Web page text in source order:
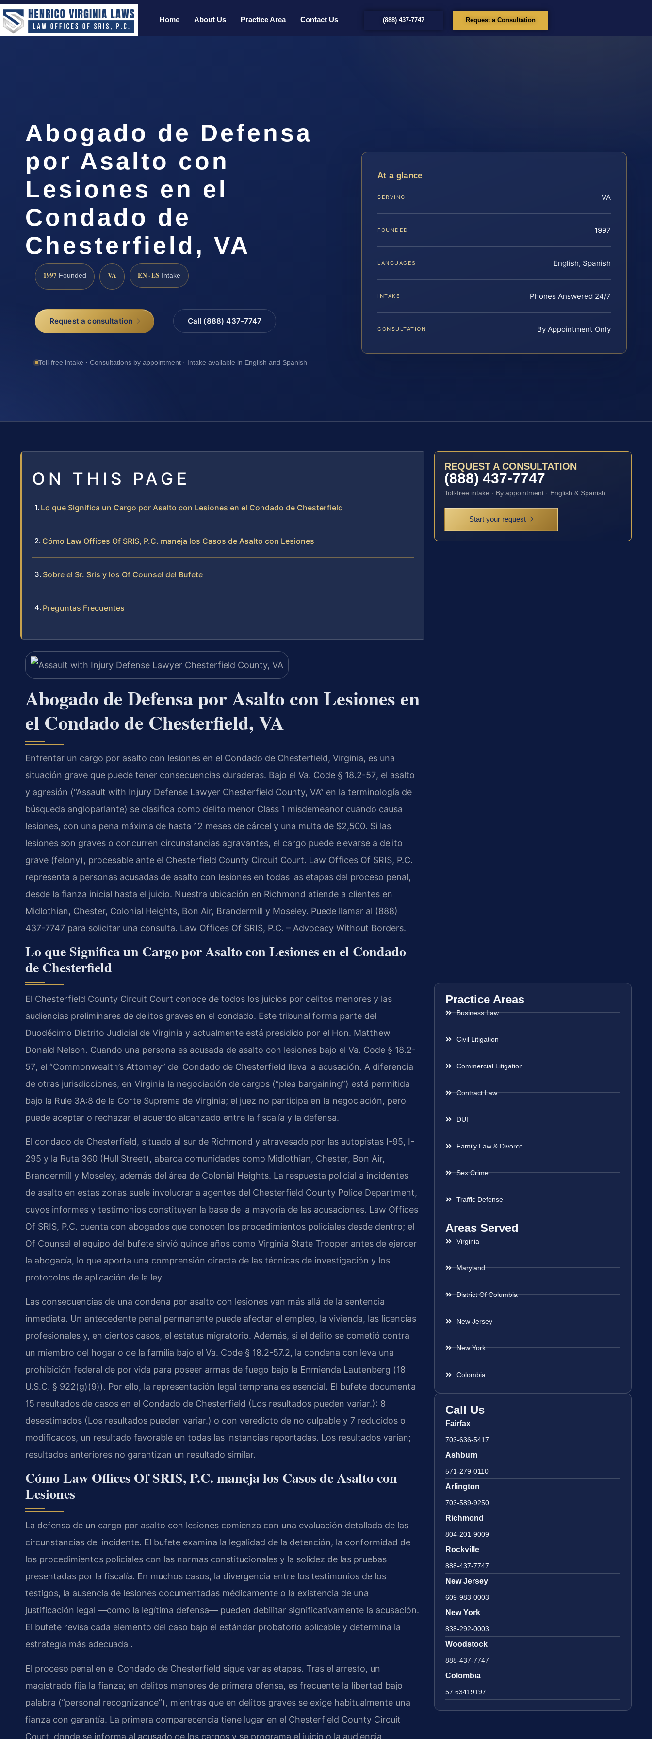
Home About Us Practice Area Contact Us (888) 437-7747 Request a Consultation
Abogado de Defensa
por Asalto con
Lesiones en el
Condado de
Chesterfield, VA
1997 Founded VA EN · ES Intake
Request a consultation Call (888) 437-7747
Toll-free intake · Consultations by appointment · Intake available in English and Spanish
At a glance
SERVING VA
FOUNDED 1997
LANGUAGES English, Spanish
INTAKE Phones Answered 24/7
CONSULTATION By Appointment Only
ON THIS PAGE
Lo que Significa un Cargo por Asalto con Lesiones en el Condado de Chesterfield
Cómo Law Offices Of SRIS, P.C. maneja los Casos de Asalto con Lesiones
Sobre el Sr. Sris y los Of Counsel del Bufete
Preguntas Frecuentes
Abogado de Defensa por Asalto con Lesiones en
el Condado de Chesterfield, VA
Enfrentar un cargo por asalto con lesiones en el Condado de Chesterfield, Virginia, es una
situación grave que puede tener consecuencias duraderas. Bajo el Va. Code § 18.2-57, el asalto
y agresión (“Assault with Injury Defense Lawyer Chesterfield County, VA” en la terminología de
búsqueda angloparlante) se clasifica como delito menor Class 1 misdemeanor cuando causa
lesiones, con una pena máxima de hasta 12 meses de cárcel y una multa de $2,500. Si las
lesiones son graves o concurren circunstancias agravantes, el cargo puede elevarse a delito
grave (felony), procesable ante el Chesterfield County Circuit Court. Law Offices Of SRIS, P.C.
representa a personas acusadas de asalto con lesiones en todas las etapas del proceso penal,
desde la fianza inicial hasta el juicio. Nuestra ubicación en Richmond atiende a clientes en
Midlothian, Chester, Colonial Heights, Bon Air, Brandermill y Moseley. Puede llamar al (888)
437-7747 para solicitar una consulta. Law Offices Of SRIS, P.C. – Advocacy Without Borders.
Lo que Significa un Cargo por Asalto con Lesiones en el Condado
de Chesterfield
El Chesterfield County Circuit Court conoce de todos los juicios por delitos menores y las
audiencias preliminares de delitos graves en el condado. Este tribunal forma parte del
Duodécimo Distrito Judicial de Virginia y actualmente está presidido por el Hon. Matthew
Donald Nelson. Cuando una persona es acusada de asalto con lesiones bajo el Va. Code § 18.2-
57, el “Commonwealth’s Attorney” del Condado de Chesterfield lleva la acusación. A diferencia
de otras jurisdicciones, en Virginia la negociación de cargos (“plea bargaining”) está permitida
bajo la Rule 3A:8 de la Corte Suprema de Virginia; el juez no participa en la negociación, pero
puede aceptar o rechazar el acuerdo alcanzado entre la fiscalía y la defensa.
El condado de Chesterfield, situado al sur de Richmond y atravesado por las autopistas I-95, I-
295 y la Ruta 360 (Hull Street), abarca comunidades como Midlothian, Chester, Bon Air,
Brandermill y Moseley, además del área de Colonial Heights. La respuesta policial a incidentes
de asalto en estas zonas suele involucrar a agentes del Chesterfield County Police Department,
cuyos informes y testimonios constituyen la base de la mayoría de las acusaciones. Law Offices
Of SRIS, P.C. cuenta con abogados que conocen los procedimientos policiales desde dentro; el
Of Counsel el equipo del bufete sirvió quince años como Virginia State Trooper antes de ejercer
la abogacía, lo que aporta una comprensión directa de las técnicas de investigación y los
protocolos de aplicación de la ley.
Las consecuencias de una condena por asalto con lesiones van más allá de la sentencia
inmediata. Un antecedente penal permanente puede afectar el empleo, la vivienda, las licencias
profesionales y, en ciertos casos, el estatus migratorio. Además, si el delito se cometió contra
un miembro del hogar o de la familia bajo el Va. Code § 18.2-57.2, la condena conlleva una
prohibición federal de por vida para poseer armas de fuego bajo la Enmienda Lautenberg (18
U.S.C. § 922(g)(9)). Por ello, la representación legal temprana es esencial. El bufete documenta
15 resultados de casos en el Condado de Chesterfield (Los resultados pueden variar.): 8
desestimados (Los resultados pueden variar.) o con veredicto de no culpable y 7 reducidos o
modificados, un resultado favorable en todas las instancias reportadas. Los resultados varían;
resultados anteriores no garantizan un resultado similar.
Cómo Law Offices Of SRIS, P.C. maneja los Casos de Asalto con
Lesiones
La defensa de un cargo por asalto con lesiones comienza con una evaluación detallada de las
circunstancias del incidente. El bufete examina la legalidad de la detención, la conformidad de
los procedimientos policiales con las normas constitucionales y la solidez de las pruebas
presentadas por la fiscalía. En muchos casos, la divergencia entre los testimonios de los
testigos, la ausencia de lesiones documentadas médicamente o la existencia de una
justificación legal —como la legítima defensa— pueden debilitar significativamente la acusación.
El bufete revisa cada elemento del caso bajo el estándar probatorio aplicable y determina la
estrategia más adecuada .
El proceso penal en el Condado de Chesterfield sigue varias etapas. Tras el arresto, un
magistrado fija la fianza; en delitos menores de primera ofensa, es frecuente la libertad bajo
palabra (“personal recognizance”), mientras que en delitos graves se exige habitualmente una
fianza con garantía. La primera comparecencia tiene lugar en el Chesterfield County Circuit
Court, donde se informa al acusado de los cargos y se programa el juicio o la audiencia
REQUEST A CONSULTATION
(888) 437-7747
Toll-free intake · By appointment · English & Spanish
Start your request
Practice Areas
Business Law
Civil Litigation
Commercial Litigation
Contract Law
DUI
Family Law & Divorce
Sex Crime
Traffic Defense
Areas Served
Virginia
Maryland
District Of Columbia
New Jersey
New York
Colombia
Call Us
Fairfax
703-636-5417
Ashburn
571-279-0110
Arlington
703-589-9250
Richmond
804-201-9009
Rockville
888-437-7747
New Jersey
609-983-0003
New York
838-292-0003
Woodstock
888-437-7747
Colombia
57 63419197